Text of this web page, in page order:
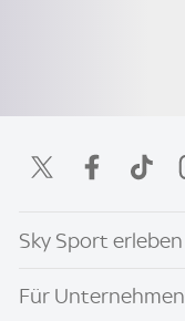
Sky Sport erleben
Für Unternehmen